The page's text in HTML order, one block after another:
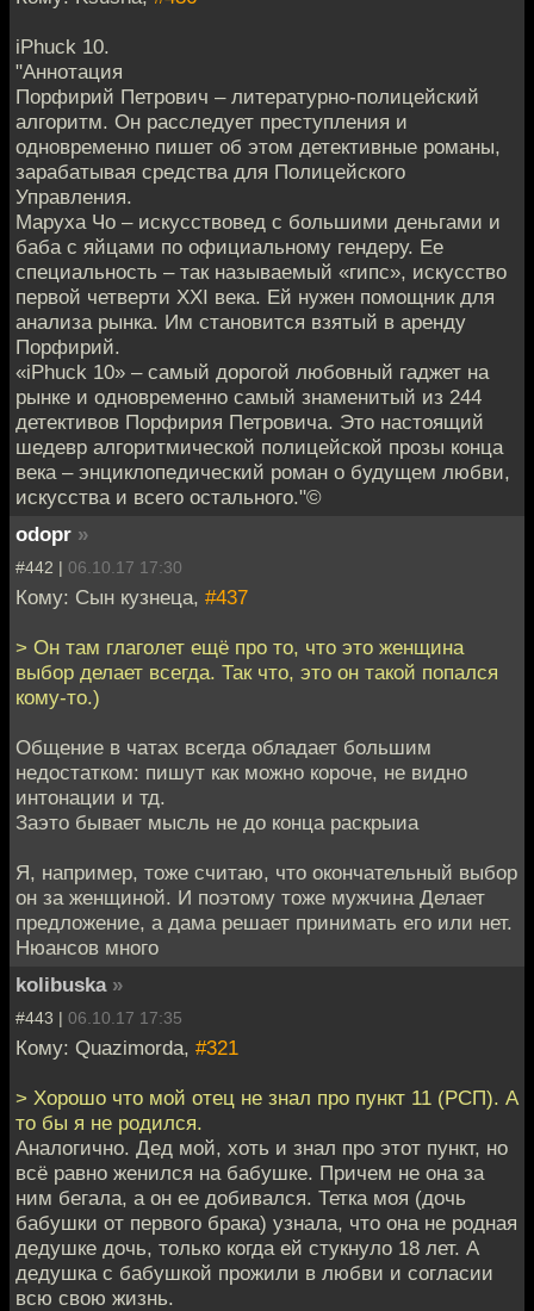
iPhuck 10.
"Аннотация
Порфирий Петрович – литературно-полицейский
алгоритм. Он расследует преступления и
одновременно пишет об этом детективные романы,
зарабатывая средства для Полицейского
Управления.
Маруха Чо – искусствовед с большими деньгами и
баба с яйцами по официальному гендеру. Ее
специальность – так называемый «гипс», искусство
первой четверти XXI века. Ей нужен помощник для
анализа рынка. Им становится взятый в аренду
Порфирий.
«iPhuck 10» – самый дорогой любовный гаджет на
рынке и одновременно самый знаменитый из 244
детективов Порфирия Петровича. Это настоящий
шедевр алгоритмической полицейской прозы конца
века – энциклопедический роман о будущем любви,
искусства и всего остального."©
odopr »
#442 | 06.10.17 17:30
Кому: Сын кузнеца, #437
> Он там глаголет ещё про то, что это женщина
выбор делает всегда. Так что, это он такой попался
кому-то.)
Общение в чатах всегда обладает большим
недостатком: пишут как можно короче, не видно
интонации и тд.
Заэто бывает мысль не до конца раскрыиа
Я, например, тоже считаю, что окончательный выбор
он за женщиной. И поэтому тоже мужчина Делает
предложение, а дама решает принимать его или нет.
Нюансов много
kolibuska »
#443 | 06.10.17 17:35
Кому: Quazimorda, #321
> Хорошо что мой отец не знал про пункт 11 (РСП). А
то бы я не родился.
Аналогично. Дед мой, хоть и знал про этот пункт, но
всё равно женился на бабушке. Причем не она за
ним бегала, а он ее добивался. Тетка моя (дочь
бабушки от первого брака) узнала, что она не родная
дедушке дочь, только когда ей стукнуло 18 лет. А
дедушка с бабушкой прожили в любви и согласии
всю свою жизнь.